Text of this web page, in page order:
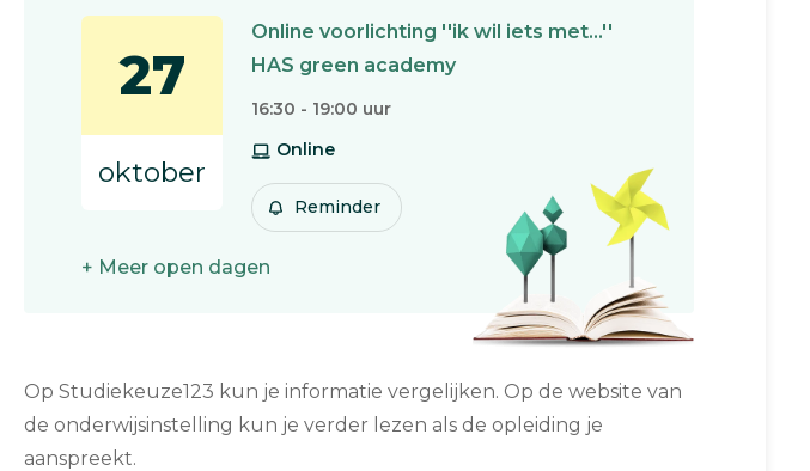
27
oktober
Online voorlichting ''ik wil iets met...''
HAS green academy
16:30 - 19:00 uur
Online
Reminder
+ Meer open dagen
Op Studiekeuze123 kun je informatie vergelijken. Op de website van
de onderwijsinstelling kun je verder lezen als de opleiding je
aanspreekt.